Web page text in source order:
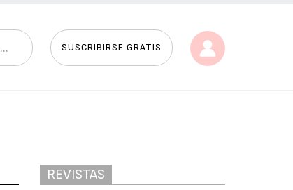
SUSCRIBIRSE GRATIS
REVISTAS